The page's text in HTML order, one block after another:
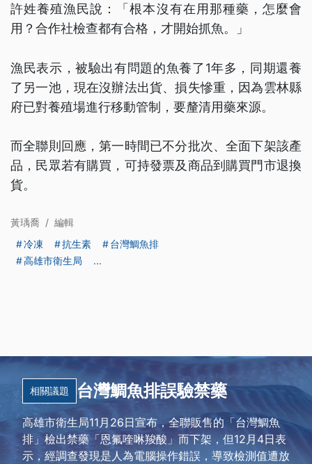
許姓養殖漁民說：「根本沒有在用那種藥，怎麼會
用？合作社檢查都有合格，才開始抓魚。」
漁民表示，被驗出有問題的魚養了1年多，同期還養
了另一池，現在沒辦法出貨、損失慘重，因為雲林縣
府已對養殖場進行移動管制，要釐清用藥來源。
而全聯則回應，第一時間已不分批次、全面下架該產
品，民眾若有購買，可持發票及商品到購買門市退換
貨。
黃瑀喬 / 編輯
冷凍
抗生素
台灣鯛魚排
高雄市衛生局
...
相關議題 台灣鯛魚排誤驗禁藥
高雄市衛生局11月26日宣布，全聯販售的「台灣鯛魚
排」檢出禁藥「恩氟喹啉羧酸」而下架，但12月4日表
示，經調查發現是人為電腦操作錯誤，導致檢測值遭放